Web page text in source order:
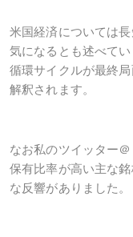
米国経済については
気になるとも述べて
循環サイクルが最終
解釈されます。
なお私のツイッター
保有比率が高い主な
な反響がありました。